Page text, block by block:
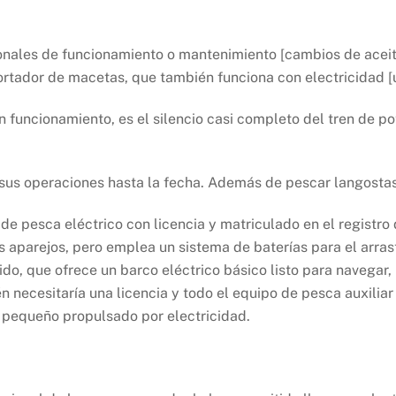
de funcionamiento o mantenimiento [cambios de
de macetas, que también funciona con electricidad
es el silencio casi completo del tren de
operaciones hasta la fecha. Además de pescar
pesca eléctrico con licencia y matriculado en el registro
pero emplea un sistema de baterías para el
que ofrece un barco eléctrico básico listo para
una licencia y todo el equipo de pesca
propulsado por electricidad.